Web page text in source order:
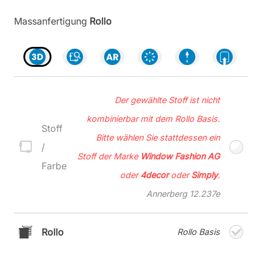
Massanfertigung Rollo
Stoff
/
Farbe
Der gewählte Stoff ist nicht
kombinierbar mit dem Rollo Basis.
Bitte wählen Sie stattdessen ein
Stoff der Marke Window Fashion AG
oder4decoroderSimply.
Annerberg 12.237e
Rollo Rollo Basis